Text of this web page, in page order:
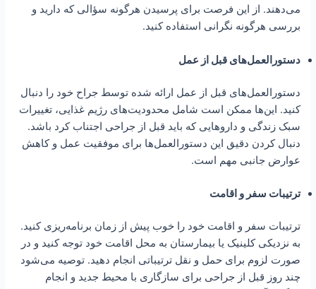
می‌دهند. از این فرصت برای پرسیدن هرگونه سؤالی که دارید و
بررسی هرگونه نگرانی استفاده کنید.
دستورالعمل‌های قبل از عمل
دستورالعمل‌های قبل از عمل ارائه شده توسط جراح خود را دنبال
کنید. این‌ها ممکن است شامل محدودیت‌های رژیم غذایی، تغییرات
سبک زندگی و داروهایی که باید قبل از جراحی اجتناب کرد باشد.
دنبال کردن دقیق این دستورالعمل‌ها برای موفقیت عمل و کاهش
عوارض جانبی مهم است.
ترتیبات سفر و اقامت
ترتیبات سفر و اقامت خود را خوب پیش از زمان برنامه‌ریزی کنید.
به نزدیکی کلینیک یا بیمارستان به محل اقامت خود توجه کنید و در
صورت لزوم برای حمل و نقل ترتیباتی انجام دهید. توصیه می‌شود
چند روز قبل از جراحی برای سازگاری با محیط جدید و انجام